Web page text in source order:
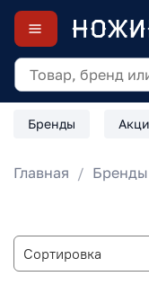
Бренды
Главная Бренды